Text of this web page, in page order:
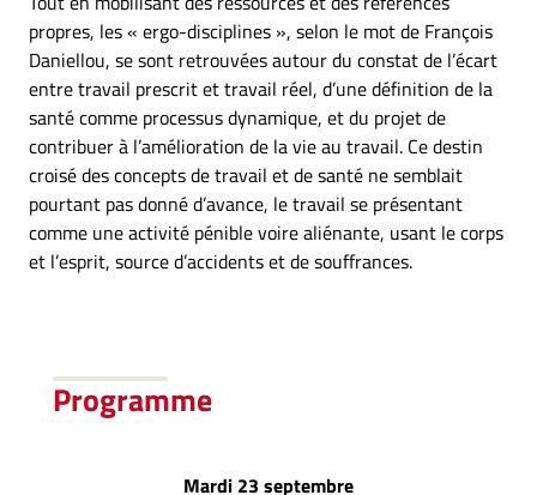
propres, les « ergo-disciplines », selon le mot de François
Daniellou, se sont retrouvées autour du constat de l’écart
entre travail prescrit et travail réel, d’une définition de la
santé comme processus dynamique, et du projet de
contribuer à l’amélioration de la vie au travail. Ce destin
croisé des concepts de travail et de santé ne semblait
pourtant pas donné d’avance, le travail se présentant
comme une activité pénible voire aliénante, usant le corps
et l’esprit, source d’accidents et de souffrances.
Programme
Mardi 23 septembre